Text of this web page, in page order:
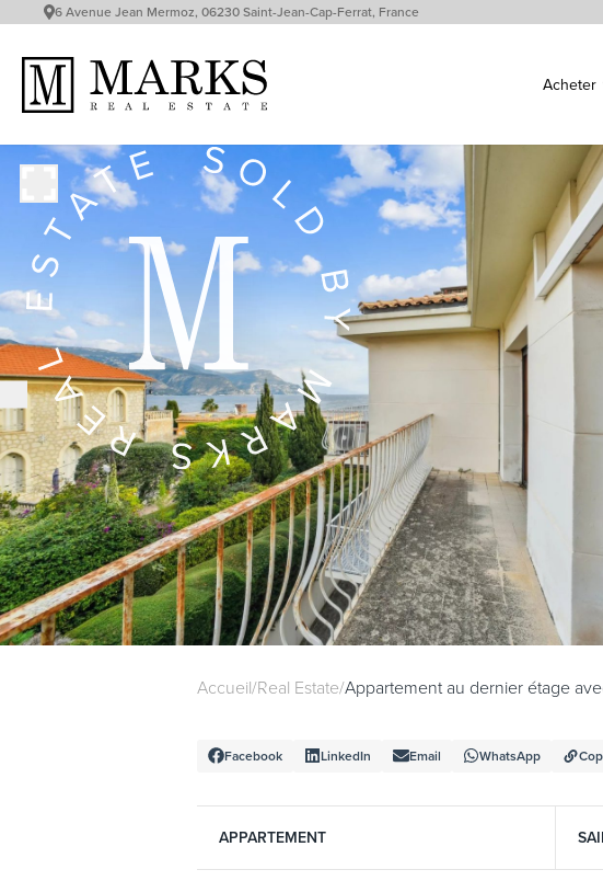
6 Avenue Jean Mermoz, 06230 Saint-Jean-Cap-Ferrat, France
Acheter
Accueil/Real Estate/Appartement au dernier étage
Facebook LinkedIn Email WhatsApp
APPARTEMENT